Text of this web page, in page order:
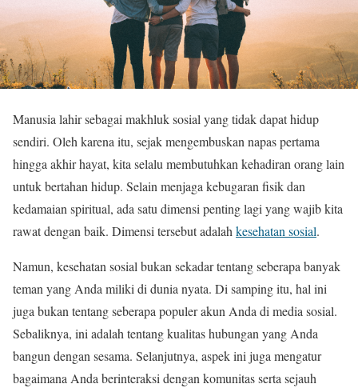
Manusia lahir sebagai makhluk sosial yang tidak dapat hidup
sendiri. Oleh karena itu, sejak mengembuskan napas pertama
hingga akhir hayat, kita selalu membutuhkan kehadiran orang lain
untuk bertahan hidup. Selain menjaga kebugaran fisik dan
kedamaian spiritual, ada satu dimensi penting lagi yang wajib kita
rawat dengan baik. Dimensi tersebut adalahkesehatan sosial.
Namun, kesehatan sosial bukan sekadar tentang seberapa banyak
teman yang Anda miliki di dunia nyata. Di samping itu, hal ini
juga bukan tentang seberapa populer akun Anda di media sosial.
Sebaliknya, ini adalah tentang kualitas hubungan yang Anda
bangun dengan sesama. Selanjutnya, aspek ini juga mengatur
bagaimana Anda berinteraksi dengan komunitas serta sejauh